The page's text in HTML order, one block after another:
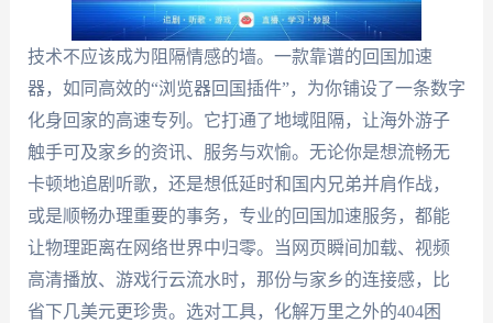
技术不应该成为阻隔情感的墙。一款靠谱的回国加速
器，如同高效的“浏览器回国插件”，为你铺设了一条数字
化身回家的高速专列。它打通了地域阻隔，让海外游子
触手可及家乡的资讯、服务与欢愉。无论你是想流畅无
卡顿地追剧听歌，还是想低延时和国内兄弟并肩作战，
或是顺畅办理重要的事务，专业的回国加速服务，都能
让物理距离在网络世界中归零。当网页瞬间加载、视频
高清播放、游戏行云流水时，那份与家乡的连接感，比
省下几美元更珍贵。选对工具，化解万里之外的404困